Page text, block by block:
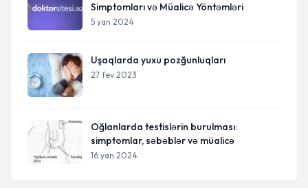
Simptomları və Müalicə Yöntəmləri
5 yan 2024
Uşaqlarda yuxu pozğunluqları
27 fev 2023
Oğlanlarda testislərin burulması:
simptomlar, səbəblər və müalicə
16 yan 2024